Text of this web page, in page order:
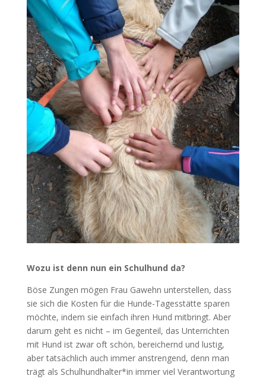
Wozu ist denn nun ein Schulhund da?
Böse Zungen mögen Frau Gawehn unterstellen, dass
sie sich die Kosten für die Hunde-Tagesstätte sparen
möchte, indem sie einfach ihren Hund mitbringt. Aber
darum geht es nicht – im Gegenteil, das Unterrichten
mit Hund ist zwar oft schön, bereichernd und lustig,
aber tatsächlich auch immer anstrengend, denn man
trägt als Schulhundhalter*in immer viel Verantwortung